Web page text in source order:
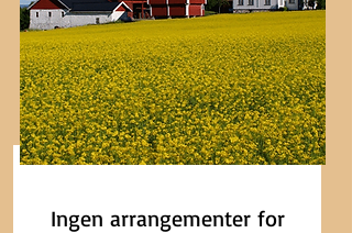
Ingen arrangementer for